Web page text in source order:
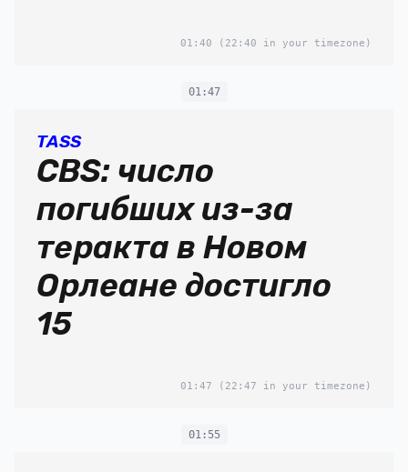
01:40 (22:40 in your timezone)
01:47
TASS
CBS: число
погибших из-за
теракта в Новом
Орлеане достигло
15
01:47 (22:47 in your timezone)
01:55